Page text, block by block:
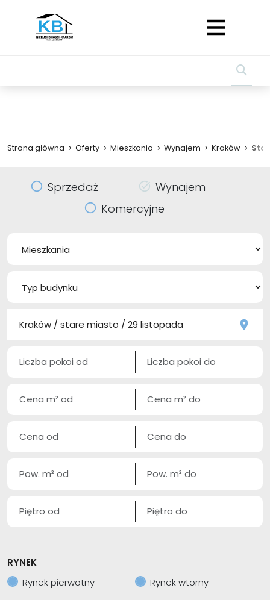
Strona główna Oferty Mieszkania Wynajem Kraków
Sprzedaż
Wynajem
Komercyjne
RYNEK
Rynek pierwotny
Rynek wtorny